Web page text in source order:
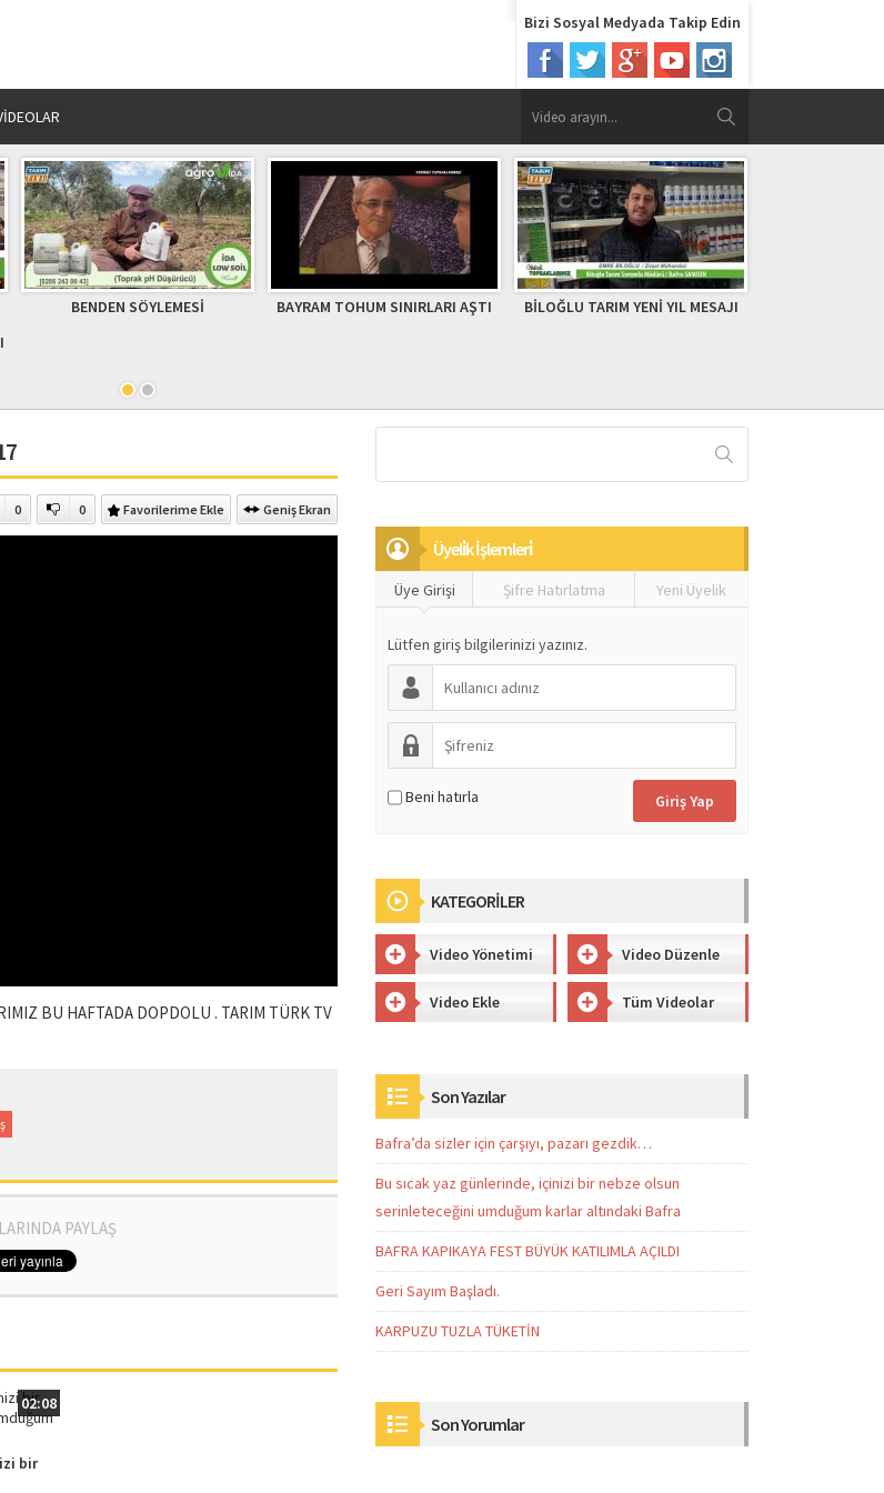
Bizi Sosyal Medyada Takip Edin
BENDEN SÖYLEMESİ BAYRAM TOHUM SINIRLARI AŞTI BİLOĞLU TARIM YENİ YIL MESAJI
0 0 Favorilerime Ekle Geniş Ekran
BU HAFTADA DOPDOLU . TARIM TÜRK TV
PAYLAŞ
02:08
bir
Üyeli̇k İşlemleri̇
Üye Girişi Şifre Hatırlatma Yeni Üyelik
Lütfen giriş bilgilerinizi yazınız.
Beni hatırla
KATEGORİLER
Video Yönetimi Video Düzenle
Video Ekle Tüm Videolar
Son Yazılar
Bafra’da sizler için çarşıyı, pazarı gezdik…
Bu sıcak yaz günlerinde, içinizi bir nebze olsun
serinleteceğini umduğum karlar altındaki Bafra
BAFRA KAPIKAYA FEST BÜYÜK KATILIMLA AÇILDI
Geri Sayım Başladı.
KARPUZU TUZLA TÜKETİN
Son Yorumlar